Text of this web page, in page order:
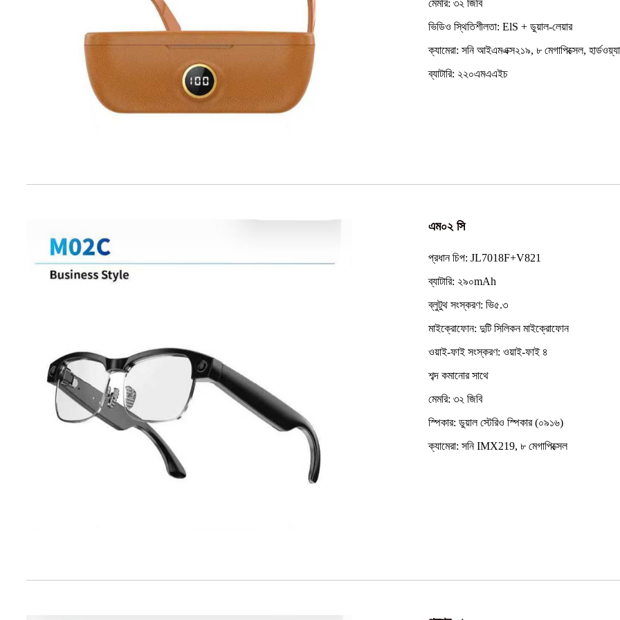
মেমরি: ৩২ জিবি
ভিডিও স্থিতিশীলতা: ElS + ডুয়াল-লেয়ার
ক্যামেরা: সনি আইএমএক্স২১৯, ৮ মেগাপিক্সেল,
ব্যাটারি: ২২০এমএএইচ
এম০২ সি
প্রধান চিপ: JL7018F+V821
ব্যাটারি: ২৯০mAh
ব্লুটুথ সংস্করণ: ভি৫.৩
মাইক্রোফোন: দুটি সিলিকন মাইক্রোফোন
ওয়াই-ফাই সংস্করণ: ওয়াই-ফাই ৪
শব্দ কমানোর সাথে
মেমরি: ৩২ জিবি
স্পিকার: ডুয়াল স্টেরিও স্পিকার (০৯১৬)
ক্যামেরা: সনি IMX219, ৮ মেগাপিক্সেল